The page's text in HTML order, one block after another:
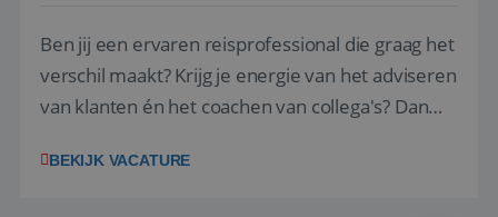
Ben jij een ervaren reisprofessional die graag het
verschil maakt? Krijg je energie van het adviseren
van klanten én het coachen van collega's? Dan
(onderdeel van Pelikaan Travel Group) zoeken
BEKIJK VACATURE